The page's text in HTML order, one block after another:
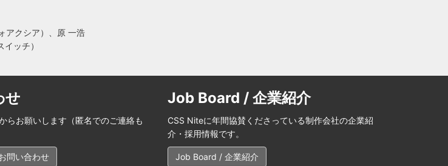
アクシア）、原 一浩
ッチ）
せ
らお願いします（匿名でのご連絡も
問い合わせ
Job Board / 企業紹介
CSS Niteに年間協賛くださっている制作会社の企業紹
介・採用情報です。
Job Board / 企業紹介